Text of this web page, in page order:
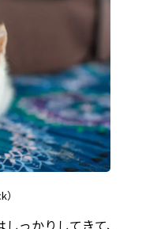
っかりしてきて、